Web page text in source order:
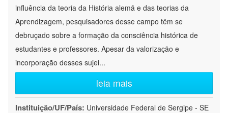
influência da teoria da História alemã e das teorias da
Aprendizagem, pesquisadores desse campo têm se
debruçado sobre a formação da consciência histórica de
estudantes e professores. Apesar da valorização e
incorporação desses sujei...
leia mais
Instituição/UF/País: Universidade Federal de Sergipe - SE